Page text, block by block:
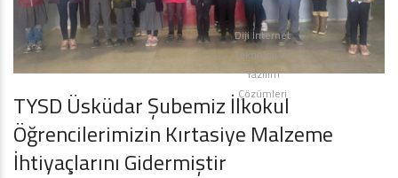
TYSD Üsküdar Şubemiz İlkokul
Öğrencilerimizin Kırtasiye Malzeme
İhtiyaçlarını Gidermiştir
Diji İnternet
Teknoloji ve
Yazılım
Çözümleri